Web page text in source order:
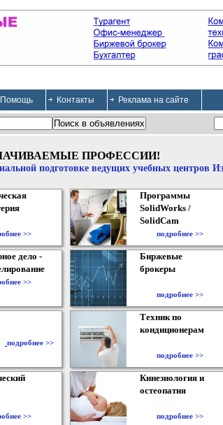
Помощь Контакты Реклама на сайте
ПРОФЕССИИ!
подготовке ведущих учебных центров
>>
Программы
SolidWorks /
SolidCam
подробнее >>
дело -
>>
Биржевые
брокеры
подробнее >>
подробнее >>
Техник по
кондиционерам
подробнее >>
>>
Кинезиология и
остеопатия
подробнее >>